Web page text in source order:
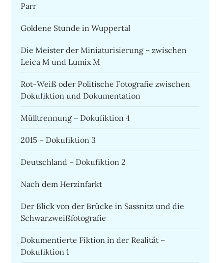
Parr
Goldene Stunde in Wuppertal
Die Meister der Miniaturisierung – zwischen
Leica M und Lumix M
Rot-Weiß oder Politische Fotografie zwischen
Dokufiktion und Dokumentation
Mülltrennung – Dokufiktion 4
2015 – Dokufiktion 3
Deutschland – Dokufiktion 2
Nach dem Herzinfarkt
Der Blick von der Brücke in Sassnitz und die
Schwarzweißfotografie
Dokumentierte Fiktion in der Realität –
Dokufiktion 1